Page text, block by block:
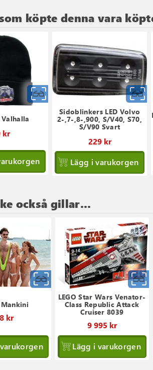
köpte denna vara
Snabbvy
kr
Sidoblinkers LED Volvo
2-,7-,8-,900, S/V40, S70,
S/V90 Svart
229 kr
Lägg i varukorgen
också gillar...
Snabbvy
kr
LEGO Star Wars Venator-
Class Republic Attack
Cruiser 8039
9 995 kr
Lägg i varukorgen